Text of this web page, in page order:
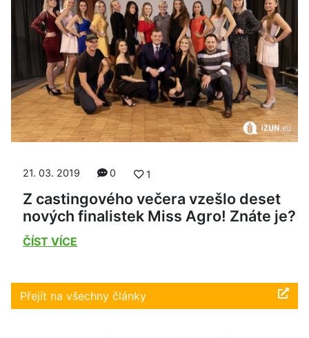
21. 03. 2019 0 1
Z castingového večera vzešlo deset
nových finalistek Miss Agro! Znáte je?
ČÍST VÍCE
Přejít na všechny články